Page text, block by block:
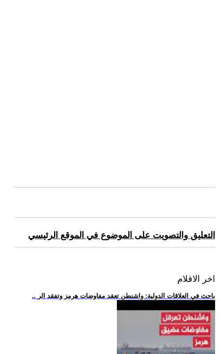
التعليق والتصويت على الموضوع في الموقع الرئيسي
اخر الافلام
.. باحث في العلاقات الدولية: واشنطن تعقد مفاوضات هرمز وتفقد الر